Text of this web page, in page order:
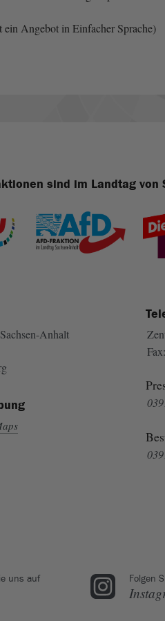
ein Angebot in Einfacher Sprache)
sind im Landtag von
Anhalt
Fax:
uns auf Folgen